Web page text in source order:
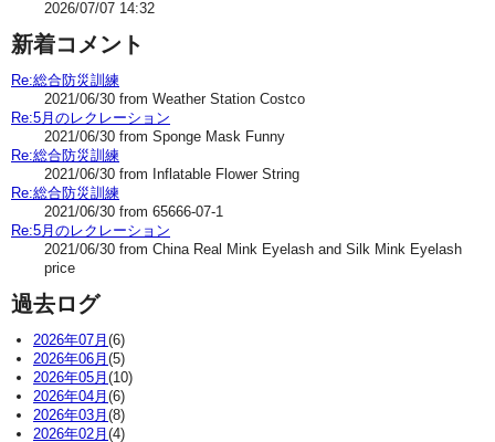
2026/07/07 14:32
新着コメント
Re:総合防災訓練
2021/06/30 from Weather Station Costco
Re:5月のレクレーション
2021/06/30 from Sponge Mask Funny
Re:総合防災訓練
2021/06/30 from Inflatable Flower String
Re:総合防災訓練
2021/06/30 from 65666-07-1
Re:5月のレクレーション
2021/06/30 from China Real Mink Eyelash and Silk Mink Eyelash
price
過去ログ
2026年07月 (6)
2026年06月 (5)
2026年05月 (10)
2026年04月 (6)
2026年03月 (8)
2026年02月 (4)